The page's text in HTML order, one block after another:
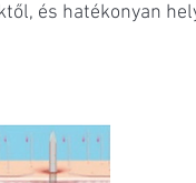
és hatékonyan